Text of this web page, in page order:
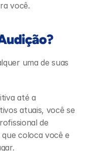
você.
uma de suas
até a
atuais, você se
de
que coloca você e